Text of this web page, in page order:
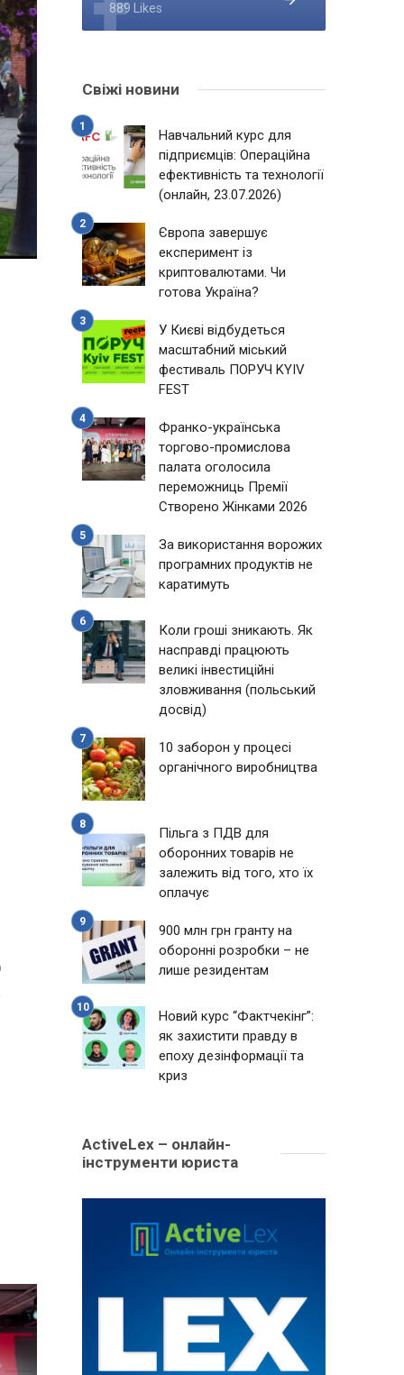
889 Likes
Свіжі новини
Навчальний курс для
підприємців: Операційна
ефективність та технології
(онлайн, 23.07.2026)
Європа завершує
експеримент із
криптовалютами. Чи
готова Україна?
У Києві відбудеться
масштабний міський
фестиваль ПОРУЧ KYIV
FEST
Франко-українська
торгово-промислова
палата оголосила
переможниць Премії
Створено Жінками 2026
За використання ворожих
програмних продуктів не
каратимуть
Коли гроші зникають. Як
насправді працюють
великі інвестиційні
зловживання (польський
досвід)
10 заборон у процесі
органічного виробництва
Пільга з ПДВ для
оборонних товарів не
залежить від того, хто їх
оплачує
900 млн грн гранту на
оборонні розробки – не
лише резидентам
Новий курс “Фактчекінг”:
як захистити правду в
епоху дезінформації та
криз
ActiveLex – онлайн-
інструменти юриста